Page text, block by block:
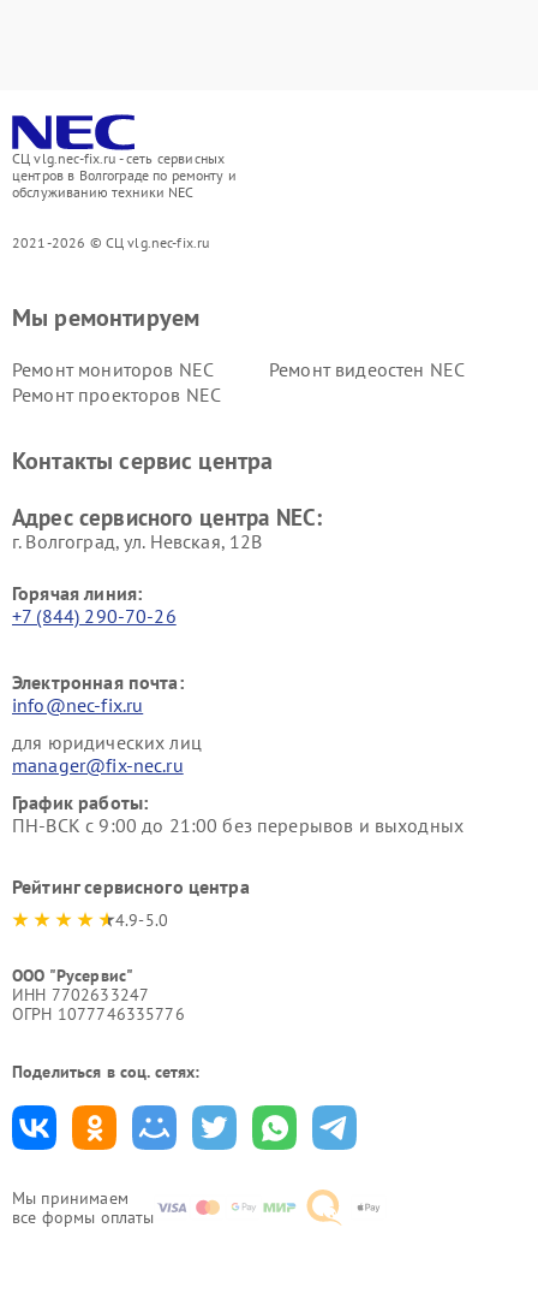
СЦ vlg.nec-fix.ru - сеть сервисных
центров в Волгограде по ремонту и
обслуживанию техники NEC
2021-2026 © СЦ vlg.nec-fix.ru
Мы принимаем
все формы оплаты
Мы ремонтируем
Ремонт мониторов NEC
Ремонт видеостен NEC
Ремонт проекторов NEC
Контакты сервис центра
Адрес сервисного центра NEC:
г. Волгоград, ул. Невская, 12В
Горячая линия:
+7 (844) 290-70-26
Электронная почта:
info@nec-fix.ru
для юридических лиц
manager@fix-nec.ru
График работы:
ПН-ВСК с 9:00 до 21:00 без перерывов и выходных
Рейтинг сервисного центра
4.9-5.0
ООО "Русервис"
ИНН 7702633247
ОГРН 1077746335776
Поделиться в соц. сетях: